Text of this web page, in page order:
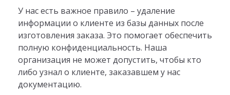
У нас есть важное правило – удаление
информации о клиенте из базы данных после
изготовления заказа. Это помогает обеспечить
полную конфиденциальность. Наша
организация не может допустить, чтобы кто
либо узнал о клиенте, заказавшем у нас
документацию.